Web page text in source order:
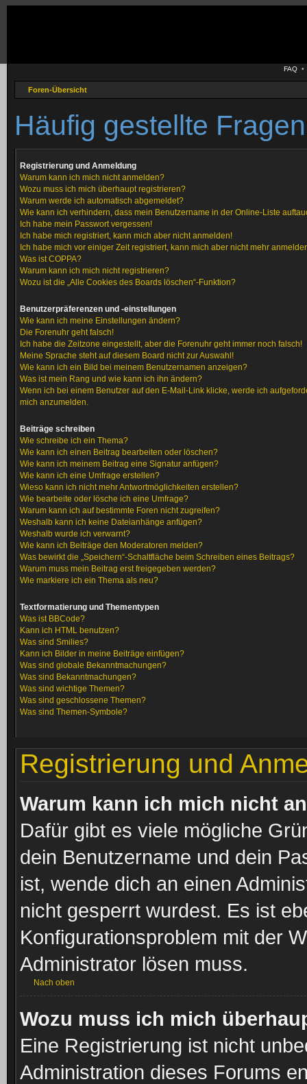
FAQ
Foren-Übersicht
Häufig gestellte Fragen
Registrierung und Anmeldung
Warum kann ich mich nicht anmelden?
Wozu muss ich mich überhaupt registrieren?
Warum werde ich automatisch abgemeldet?
Wie kann ich verhindern, dass mein Benutzername in der Online-Liste
Ich habe mein Passwort vergessen!
Ich habe mich registriert, kann mich aber nicht anmelden!
Ich habe mich vor einiger Zeit registriert, kann mich aber nicht mehr
Was ist COPPA?
Warum kann ich mich nicht registrieren?
Wozu ist die „Alle Cookies des Boards löschen“-Funktion?
Benutzerpräferenzen und -einstellungen
Wie kann ich meine Einstellungen ändern?
Die Forenuhr geht falsch!
Ich habe die Zeitzone eingestellt, aber die Forenuhr geht immer noch falsch!
Meine Sprache steht auf diesem Board nicht zur Auswahl!
Wie kann ich ein Bild bei meinem Benutzernamen anzeigen?
Was ist mein Rang und wie kann ich ihn ändern?
Wenn ich bei einem Benutzer auf den E-Mail-Link klicke, werde ich
mich anzumelden.
Beiträge schreiben
Wie schreibe ich ein Thema?
Wie kann ich einen Beitrag bearbeiten oder löschen?
Wie kann ich meinem Beitrag eine Signatur anfügen?
Wie kann ich eine Umfrage erstellen?
Wieso kann ich nicht mehr Antwortmöglichkeiten erstellen?
Wie bearbeite oder lösche ich eine Umfrage?
Warum kann ich auf bestimmte Foren nicht zugreifen?
Weshalb kann ich keine Dateianhänge anfügen?
Weshalb wurde ich verwarnt?
Wie kann ich Beiträge den Moderatoren melden?
Was bewirkt die „Speichern“-Schaltfläche beim Schreiben eines Beitrags?
Warum muss mein Beitrag erst freigegeben werden?
Wie markiere ich ein Thema als neu?
Textformatierung und Thementypen
Was ist BBCode?
Kann ich HTML benutzen?
Was sind Smilies?
Kann ich Bilder in meine Beiträge einfügen?
Was sind globale Bekanntmachungen?
Was sind Bekanntmachungen?
Was sind wichtige Themen?
Was sind geschlossene Themen?
Was sind Themen-Symbole?
Registrierung und
Warum kann ich mich nicht
Dafür gibt es viele mögliche
dein Benutzername und dein
ist, wende dich an einen
nicht gesperrt wurdest. Es ist
Konfigurationsproblem mit der
Administrator lösen muss.
Nach oben
Wozu muss ich mich
Eine Registrierung ist nicht
Administration dieses Forums